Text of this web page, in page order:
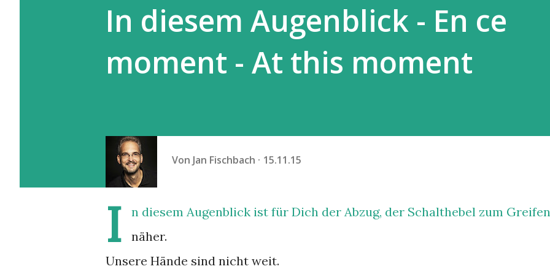
In diesem Augenblick - En ce
moment - At this moment
Von Jan Fischbach 15.11.15
I
n diesem Augenblick ist für Dich der Abzug, der Schalthebel zum Greifen
näher.
Unsere Hände sind nicht weit.